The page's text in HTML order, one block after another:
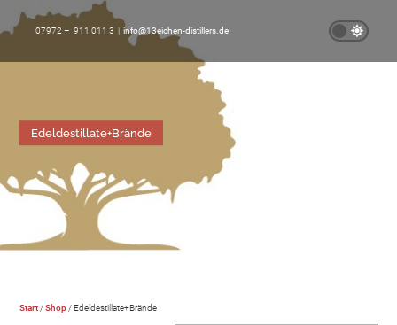
07972 – 911 011 3 | info@13eichen-distillers.de
Edeldestillate+Brände
Start /Shop / Edeldestillate+Brände